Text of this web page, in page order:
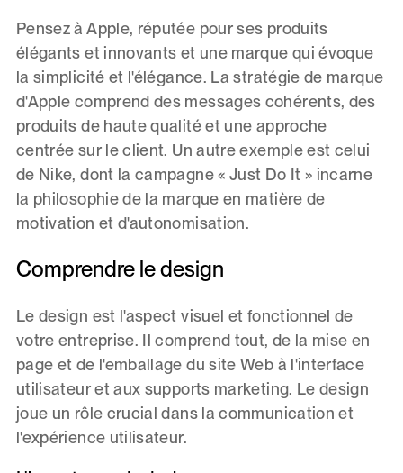
Pensez à Apple, réputée pour ses produits
élégants et innovants et une marque qui évoque
la simplicité et l'élégance. La stratégie de marque
d'Apple comprend des messages cohérents, des
produits de haute qualité et une approche
centrée sur le client. Un autre exemple est celui
de Nike, dont la campagne « Just Do It » incarne
la philosophie de la marque en matière de
motivation et d'autonomisation.
Comprendre le design
Le design est l'aspect visuel et fonctionnel de
votre entreprise. Il comprend tout, de la mise en
page et de l'emballage du site Web à l'interface
utilisateur et aux supports marketing. Le design
joue un rôle crucial dans la communication et
l'expérience utilisateur.